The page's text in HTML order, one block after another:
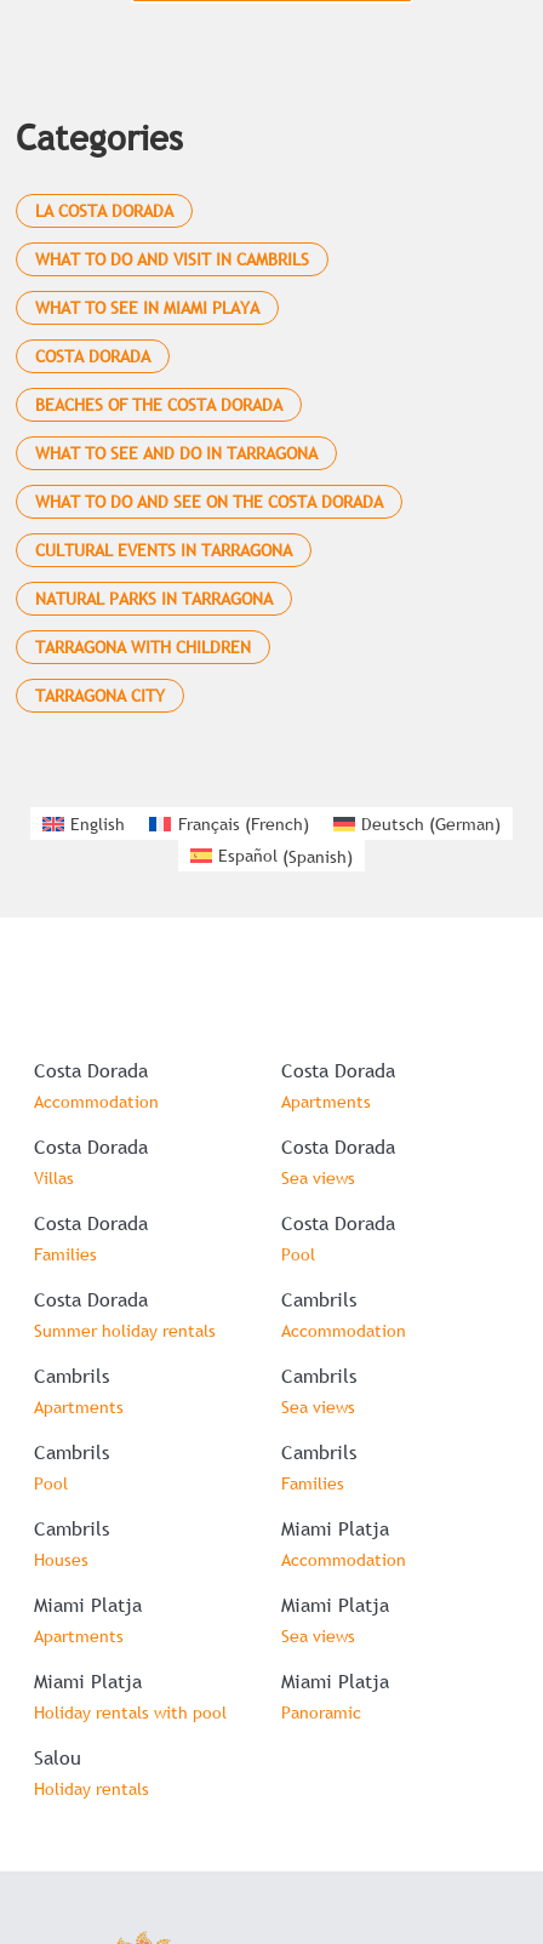
Categories
LA COSTA DORADA
WHAT TO DO AND VISIT IN CAMBRILS
WHAT TO SEE IN MIAMI PLAYA
COSTA DORADA
BEACHES OF THE COSTA DORADA
WHAT TO SEE AND DO IN TARRAGONA
WHAT TO DO AND SEE ON THE COSTA DORADA
CULTURAL EVENTS IN TARRAGONA
NATURAL PARKS IN TARRAGONA
TARRAGONA WITH CHILDREN
TARRAGONA CITY
English Français (French) Deutsch (German)
Español (Spanish)
Costa Dorada
Accommodation
Costa Dorada
Apartments
Costa Dorada
Villas
Costa Dorada
Sea views
Costa Dorada
Families
Costa Dorada
Pool
Costa Dorada
Summer holiday rentals
Cambrils
Accommodation
Cambrils
Apartments
Cambrils
Sea views
Cambrils
Pool
Cambrils
Families
Cambrils
Houses
Miami Platja
Accommodation
Miami Platja
Apartments
Miami Platja
Sea views
Miami Platja
Holiday rentals with pool
Miami Platja
Panoramic
Salou
Holiday rentals